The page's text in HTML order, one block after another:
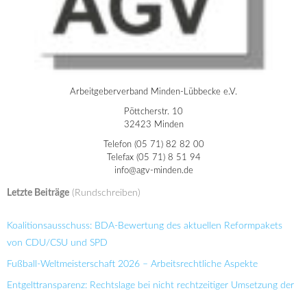
Arbeitgeberverband Minden-Lübbecke e.V.
Pöttcherstr. 10
32423 Minden
Telefon (05 71) 82 82 00
Telefax (05 71) 8 51 94
info@agv-minden.de
Letzte Beiträge (Rundschreiben)
Koalitionsausschuss: BDA-Bewertung des aktuellen Reformpakets
von CDU/CSU und SPD
Fußball-Weltmeisterschaft 2026 – Arbeitsrechtliche Aspekte
Entgelttransparenz: Rechtslage bei nicht rechtzeitiger Umsetzung der